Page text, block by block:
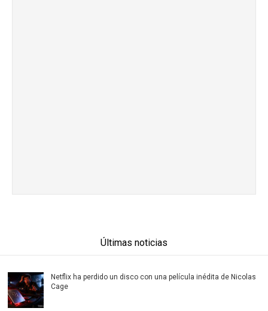
Últimas noticias
Netflix ha perdido un disco con una película inédita de Nicolas
Cage